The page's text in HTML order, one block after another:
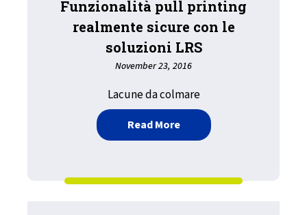
Funzionalità pull printing
realmente sicure con le
soluzioni LRS
November 23, 2016
Lacune da colmare
Read Moreabout Funzionalità pull